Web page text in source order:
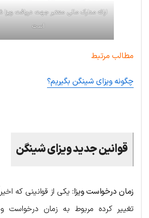
ارائه مدارک مالی معتبر جهت دریافت ویزا
است
مطالب مرتبط
چگونه ویزای شینگن بگیریم؟
قوانین جدید ویزای شینگن
زمان درخواست ویزا: یکی از قوانینی که
تغییر کرده مربوط به زمان درخواست